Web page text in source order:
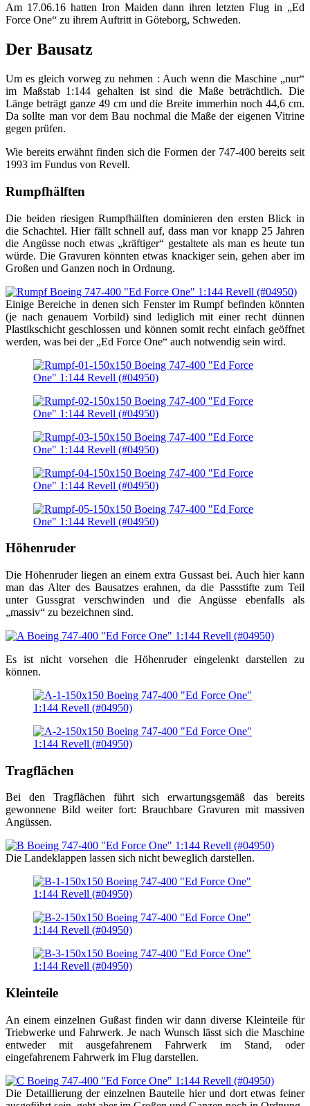
Am 17.06.16 hatten Iron Maiden dann ihren letzten Flug in „Ed
Force One“ zu ihrem Auftritt in Göteborg, Schweden.
Der Bausatz
Um es gleich vorweg zu nehmen : Auch wenn die Maschine „nur“
im Maßstab 1:144 gehalten ist sind die Maße beträchtlich. Die
Länge beträgt ganze 49 cm und die Breite immerhin noch 44,6 cm.
Da sollte man vor dem Bau nochmal die Maße der eigenen Vitrine
gegen prüfen.
Wie bereits erwähnt finden sich die Formen der 747-400 bereits seit
1993 im Fundus von Revell.
Rumpfhälften
Die beiden riesigen Rumpfhälften dominieren den ersten Blick in
die Schachtel. Hier fällt schnell auf, dass man vor knapp 25 Jahren
die Angüsse noch etwas „kräftiger“ gestaltete als man es heute tun
würde. Die Gravuren könnten etwas knackiger sein, gehen aber im
Großen und Ganzen noch in Ordnung.
Einige Bereiche in denen sich Fenster im Rumpf befinden könnten
(je nach genauem Vorbild) sind lediglich mit einer recht dünnen
Plastikschicht geschlossen und können somit recht einfach geöffnet
werden, was bei der „Ed Force One“ auch notwendig sein wird.
Höhenruder
Die Höhenruder liegen an einem extra Gussast bei. Auch hier kann
man das Alter des Bausatzes erahnen, da die Passstifte zum Teil
unter Gussgrat verschwinden und die Angüsse ebenfalls als
„massiv“ zu bezeichnen sind.
Es ist nicht vorsehen die Höhenruder eingelenkt darstellen zu
können.
Tragflächen
Bei den Tragflächen führt sich erwartungsgemäß das bereits
gewonnene Bild weiter fort: Brauchbare Gravuren mit massiven
Angüssen.
Die Landeklappen lassen sich nicht beweglich darstellen.
Kleinteile
An einem einzelnen Gußast finden wir dann diverse Kleinteile für
Triebwerke und Fahrwerk. Je nach Wunsch lässt sich die Maschine
entweder mit ausgefahrenem Fahrwerk im Stand, oder
eingefahrenem Fahrwerk im Flug darstellen.
Die Detaillierung der einzelnen Bauteile hier und dort etwas feiner